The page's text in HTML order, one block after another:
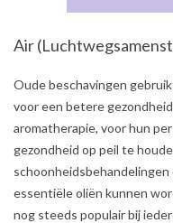
Air
2021-
Oude beschavingen
voor een betere
aromatherapie, voor hun
gezondheid op peil te
essentiële oliën kunnen
nog steeds populair bij